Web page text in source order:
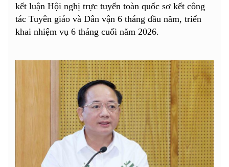
kết luận Hội nghị trực tuyến toàn quốc sơ kết công
tác Tuyên giáo và Dân vận 6 tháng đầu năm, triển
khai nhiệm vụ 6 tháng cuối năm 2026.